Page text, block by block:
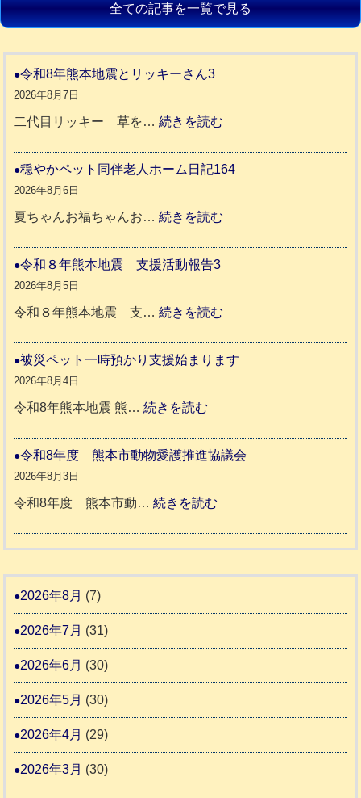
全ての記事を一覧で見る
令和8年熊本地震とリッキーさん3
2026年8月7日
二代目リッキー 草を…続きを読む
和
リ
ッ
さ
ん
穏やかペット同伴老人ホーム日記164
2026年8月6日
夏ちゃんお福ちゃんお…続きを読む
ト
人
ホ
日
1
令和８年熊本地震 支援活動報告3
2026年8月5日
令和８年熊本地震 支…続きを読む
和
本
支
告
被災ペット一時預かり支援始まります
2026年8月4日
令和8年熊本地震 熊…続きを読む
災
ッ
か
す
令和8年度 熊本市動物愛護推進協議会
2026年8月3日
令和8年度 熊本市動…続きを読む
和
度
本
物
2026年8月 (7)
2026年7月 (31)
2026年6月 (30)
2026年5月 (30)
2026年4月 (29)
2026年3月 (30)